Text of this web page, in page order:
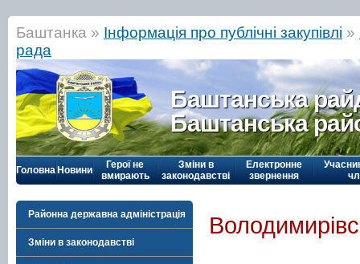
Баштанка » Інформація про публічні закупівлі »
рада
Баштанська
Баштанська
Головна Новини
Герої не
вмирають
Зміни в
законодавстві
Електронне
звернення
Районна державна адміністрація
Зміни в законодавстві